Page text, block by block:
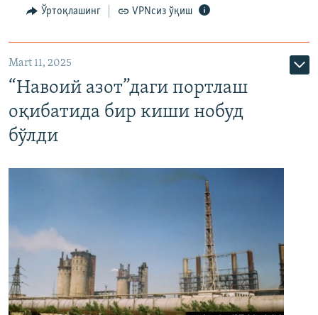
Ўртоқлашинг VPNсиз ўқиш
Mart 11, 2025
“Навоий азот”даги портлаш
оқибатида бир киши нобуд
бўлди